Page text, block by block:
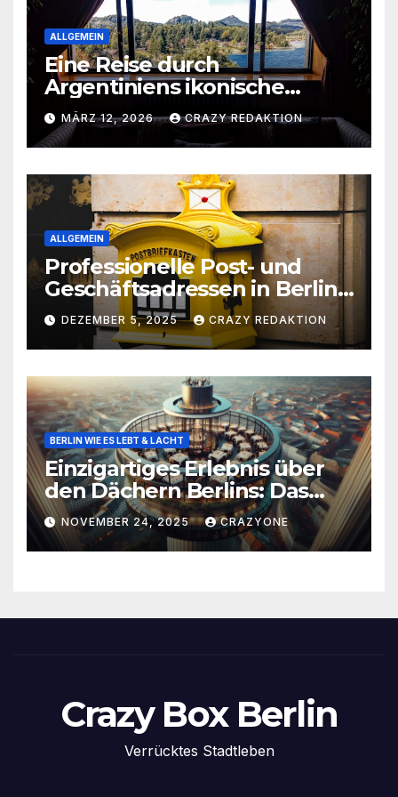
ALLGEMEIN
Eine Reise durch
Argentiniens ikonische
Wahrzeichen und
verborgene Schätze
MÄRZ 12, 2026 CRAZY REDAKTION
ALLGEMEIN
Professionelle Post- und
Geschäftsadressen in Berlin
für Privatpersonen, Gründer
und Unternehmen
DEZEMBER 5, 2025 CRAZY REDAKTION
BERLIN WIE ES LEBT & LACHT
Einzigartiges Erlebnis über
den Dächern Berlins: Das
Drehrestaurant Sphere
NOVEMBER 24, 2025 CRAZYONE
Crazy Box Berlin
Verrücktes Stadtleben